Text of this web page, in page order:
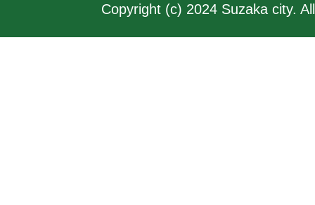
Copyright (c) 2024 Suzaka city.